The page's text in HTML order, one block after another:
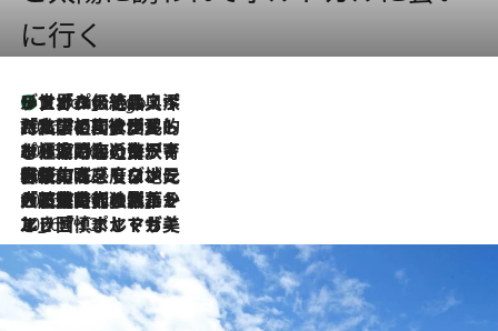
に行く
5 Hours Ago
リスボンの絶品スイーツ「パステル・デ・ナタ」とは？ポルトガル伝統の奥深い世界へ
2026.7.27
「私の祖国はポルトガル語です」国民的詩人フェルナンド・ペソアと、彼が愛した文学の街を歩く
2026.7.26
ポルトガル近海が育む極上の海の幸。キリリと冷えた白ワインと愉しむ、シーフード専門店の贅沢
2026.7.22
伝統の味をモダンに昇華。高感度な地元客が集う、リスボンの最旬ガストロノミー
2026.7.21
大航海時代の栄華から、震災、独裁、そして革命へ。ポルトガル・首都リスボンの石畳に刻まれた「歴史の光と影」
2026.7.13
エッセイ・ヤマザキマリ「慎ましくも美しき国 ポルトガル」